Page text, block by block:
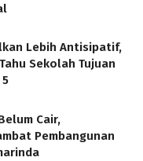
Lebih Antisipatif,
Sekolah Tujuan
Cair,
Pembangunan